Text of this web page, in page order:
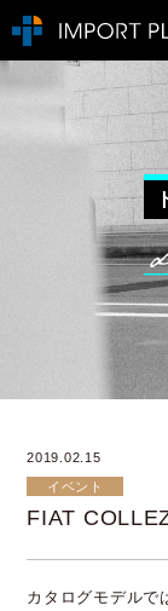
2019.02.15
イベント
FIAT
カタログモデルで